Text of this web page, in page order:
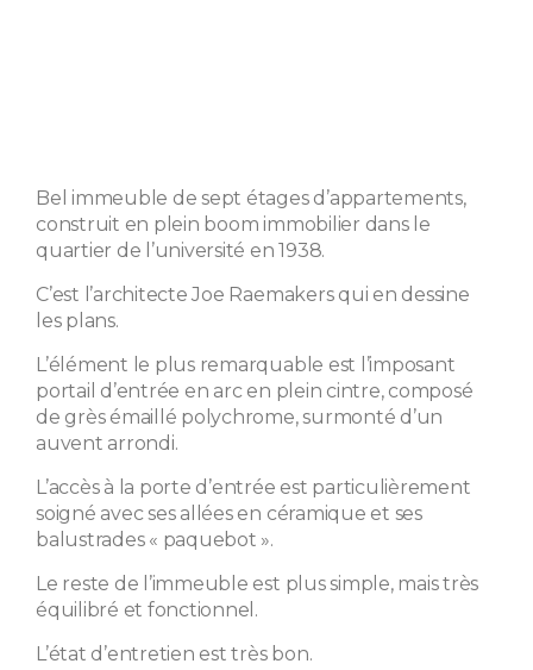
Bel immeuble de sept étages d’appartements,
construit en plein boom immobilier dans le
quartier de l’université en 1938.
C’est l’architecte Joe Raemakers qui en dessine
les plans.
L’élément le plus remarquable est l’imposant
portail d’entrée en arc en plein cintre, composé
de grès émaillé polychrome, surmonté d’un
auvent arrondi.
L’accès à la porte d’entrée est particulièrement
soigné avec ses allées en céramique et ses
balustrades « paquebot ».
Le reste de l’immeuble est plus simple, mais très
équilibré et fonctionnel.
L’état d’entretien est très bon.